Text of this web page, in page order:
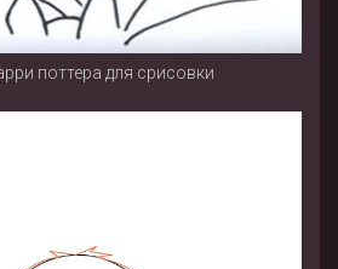
поттера для срисовки